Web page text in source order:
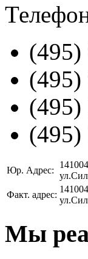
(495)
(495)
(495)
(495)
Юр. Адрес:
141004
Факт. адрес:
141004
Мы